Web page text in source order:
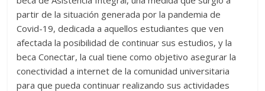
partir de la situación generada por la pandemia de
Covid-19, dedicada a aquellos estudiantes que ven
afectada la posibilidad de continuar sus estudios, y la
beca Conectar, la cual tiene como objetivo asegurar la
conectividad a internet de la comunidad universitaria
para que pueda continuar realizando sus actividades